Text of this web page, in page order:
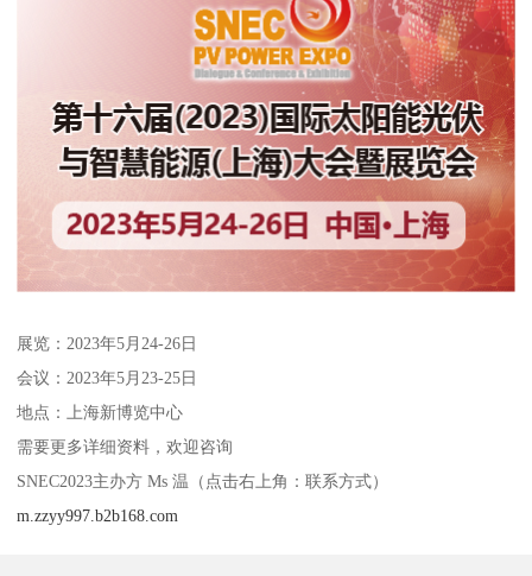
展览：2023年5月24-26日
会议：2023年5月23-25日
地点：上海新博览中心
需要更多详细资料，欢迎咨询
SNEC2023主办方 Ms 温（点击右上角：联系方式）
m.zzyy997.b2b168.com